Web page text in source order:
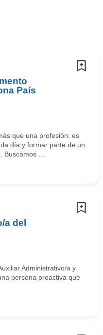
País
que una profesión: es
día y formar parte de un
...
del
Administrativo/a y
persona proactiva que